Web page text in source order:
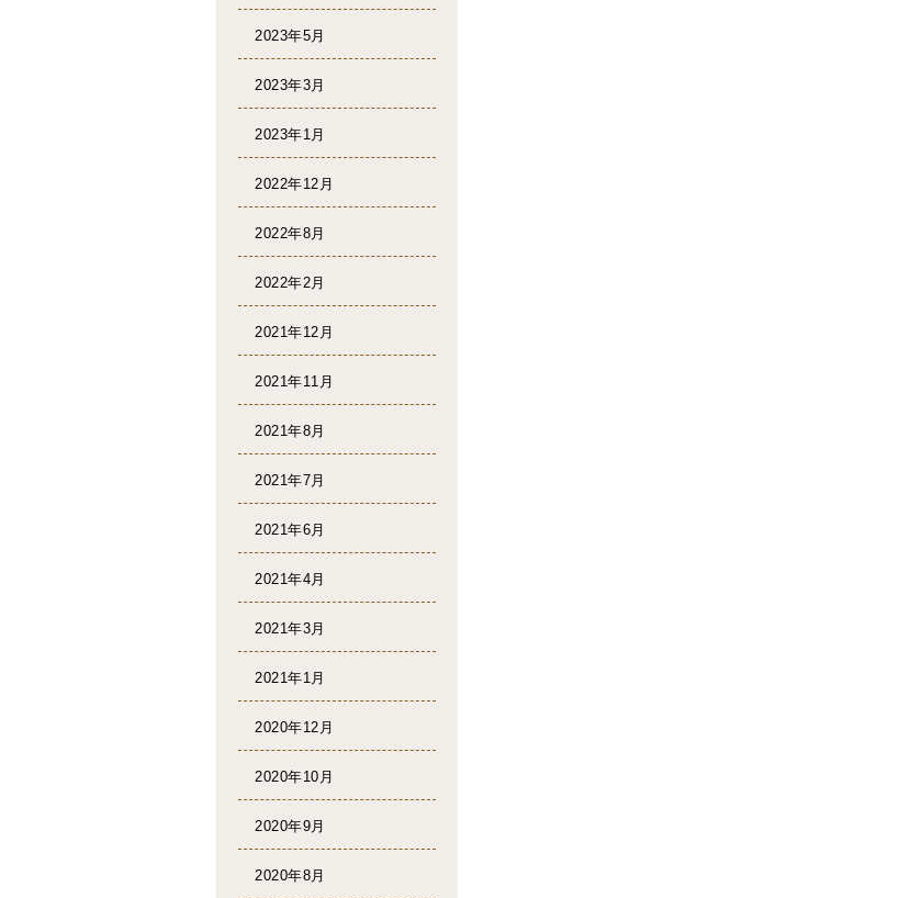
2023年5月
2023年3月
2023年1月
2022年12月
2022年8月
2022年2月
2021年12月
2021年11月
2021年8月
2021年7月
2021年6月
2021年4月
2021年3月
2021年1月
2020年12月
2020年10月
2020年9月
2020年8月